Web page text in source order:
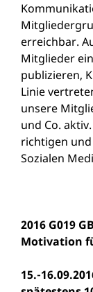
erreichbar.
Mitglieder
publizieren,
Linie
unsere
und Co.
richtigen
Sozialen
2016 G019
Motivation
15.-